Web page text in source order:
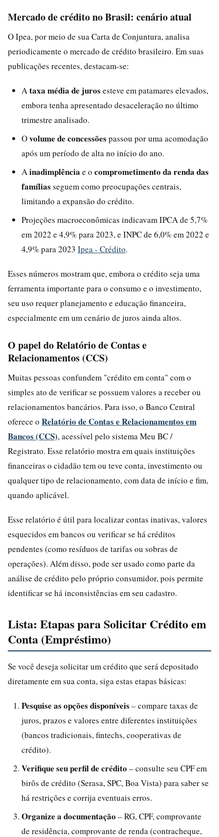
Mercado de crédito no Brasil: cenário atual
O Ipea, por meio de sua Carta de Conjuntura, analisa
periodicamente o mercado de crédito brasileiro. Em suas
publicações recentes, destacam-se:
A taxa média de juros esteve em patamares elevados,
embora tenha apresentado desaceleração no último
trimestre analisado.
Ovolume de concessões passou por uma acomodação
após um período de alta no início do ano.
A inadimplência e o comprometimento da renda das
famílias seguem como preocupações centrais,
limitando a expansão do crédito.
Projeções macroeconômicas indicavam IPCA de 5,7%
em 2022 e 4,9% para 2023, e INPC de 6,0% em 2022 e
4,9% para 2023 Ipea - Crédito.
Esses números mostram que, embora o crédito seja uma
ferramenta importante para o consumo e o investimento,
seu uso requer planejamento e educação financeira,
especialmente em um cenário de juros ainda altos.
O papel do Relatório de Contas e
Relacionamentos (CCS)
Muitas pessoas confundem "crédito em conta" com o
simples ato de verificar se possuem valores a receber ou
relacionamentos bancários. Para isso, o Banco Central
oferece o Relatório de Contas e Relacionamentos em
Bancos (CCS), acessível pelo sistema Meu BC /
Registrato. Esse relatório mostra em quais instituições
financeiras o cidadão tem ou teve conta, investimento ou
qualquer tipo de relacionamento, com data de início e fim,
quando aplicável.
Esse relatório é útil para localizar contas inativas, valores
esquecidos em bancos ou verificar se há créditos
pendentes (como resíduos de tarifas ou sobras de
operações). Além disso, pode ser usado como parte da
análise de crédito pelo próprio consumidor, pois permite
identificar se há inconsistências em seu cadastro.
Lista: Etapas para Solicitar Crédito em
Conta (Empréstimo)
Se você deseja solicitar um crédito que será depositado
diretamente em sua conta, siga estas etapas básicas:
Pesquise as opções disponíveis – compare taxas de
juros, prazos e valores entre diferentes instituições
(bancos tradicionais, fintechs, cooperativas de
crédito).
Verifique seu perfil de crédito – consulte seu CPF em
birôs de crédito (Serasa, SPC, Boa Vista) para saber se
há restrições e corrija eventuais erros.
Organize a documentação – RG, CPF, comprovante
de residência, comprovante de renda (contracheque,